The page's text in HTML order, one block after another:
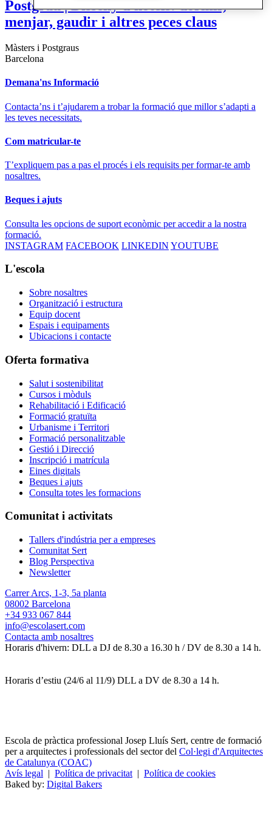
Postgrau | Disseny d'hotels: dormir,
menjar, gaudir i altres peces claus
Màsters i Postgraus
Barcelona
Demana'ns Informació
Contacta’ns i t’ajudarem a trobar la formació que millor s’adapti a
les teves necessitats.
Com matricular-te
T’expliquem pas a pas el procés i els requisits per formar-te amb
nosaltres.
Beques i ajuts
Consulta les opcions de suport econòmic per accedir a la nostra
formació.
INSTAGRAM FACEBOOK LINKEDIN YOUTUBE
L'escola
Sobre nosaltres
Organització i estructura
Equip docent
Espais i equipaments
Ubicacions i contacte
Oferta formativa
Salut i sostenibilitat
Cursos i mòduls
Rehabilitació i Edificació
Formació gratuïta
Urbanisme i Territori
Formació personalitzable
Gestió i Direcció
Inscripció i matrícula
Eines digitals
Beques i ajuts
Consulta totes les formacions
Comunitat i activitats
Tallers d'indústria per a empreses
Comunitat Sert
Blog Perspectiva
Newsletter
Carrer Arcs, 1-3, 5a planta
08002 Barcelona
+34 933 067 844
info@escolasert.com
Contacta amb nosaltres
Horaris d'hivern: DLL a DJ de 8.30 a 16.30 h / DV de 8.30 a 14 h.
Horaris d’estiu (24/6 al 11/9) DLL a DV de 8.30 a 14 h.
Escola de pràctica professional Josep Lluís Sert, centre de formació
per a arquitectes i professionals del sector del Col·legi d'Arquitectes
de Catalunya (COAC)
Avís legal | Política de privacitat | Política de cookies
Baked by: Digital Bakers